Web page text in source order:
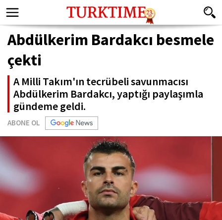
Abdülkerim Bardakcı besmele
çekti
A Milli Takım'ın tecrübeli savunmacısı
Abdülkerim Bardakcı, yaptığı paylaşımla
gündeme geldi.
ABONE OL